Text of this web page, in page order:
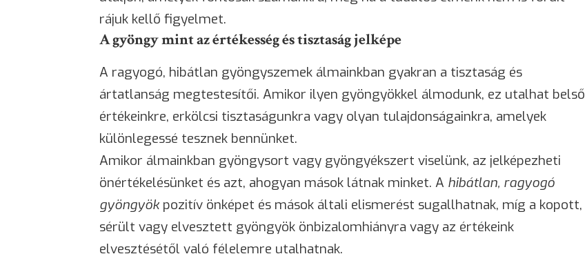
rájuk kellő figyelmet.
A gyöngy mint az értékesség és tisztaság jelképe
A ragyogó, hibátlan gyöngyszemek álmainkban gyakran a tisztaság és
ártatlanság megtestesítői. Amikor ilyen gyöngyökkel álmodunk, ez utalhat belső
értékeinkre, erkölcsi tisztaságunkra vagy olyan tulajdonságainkra, amelyek
különlegessé tesznek bennünket.
Amikor álmainkban gyöngysort vagy gyöngyékszert viselünk, az jelképezheti
önértékelésünket és azt, ahogyan mások látnak minket. A hibátlan, ragyogó
gyöngyök pozitív önképet és mások általi elismerést sugallhatnak, míg a kopott,
sérült vagy elvesztett gyöngyök önbizalomhiányra vagy az értékeink
elvesztésétől való félelemre utalhatnak.